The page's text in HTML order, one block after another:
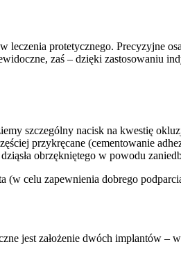
protetycznego. Precyzyjne
zaś – dzięki zastosowaniu
szczególny nacisk na kwestię
przykręcane (cementowanie
obrzękniętego w powodu
celu zapewnienia dobrego
jest założenie dwóch implantów –